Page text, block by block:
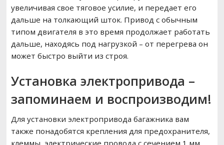
увеличивая свое тяговое усилие, и передает его
дальше на толкающий шток. Привод с обычным
типом двигателя в это время продолжает работать
дальше, находясь под нагрузкой – от перегрева он
может быстро выйти из строя.
Установка электропривода –
запоминаем и воспроизводим!
Для установки электропривода багажника вам
также понадобятся крепления для предохранителя,
клеммы, электрические провода с сечением 1 мм,